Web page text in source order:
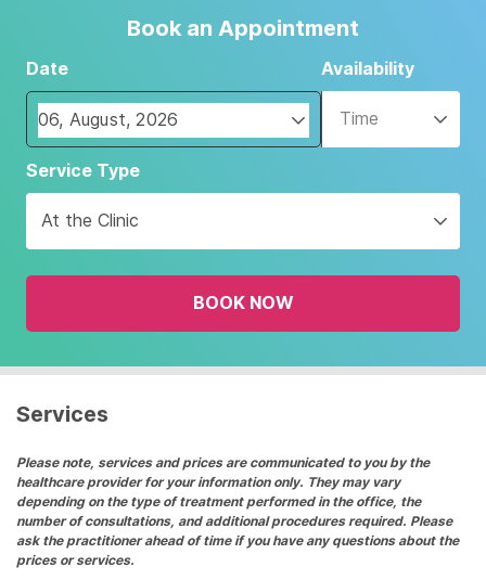
Book an Appointment
Date
Navigate
forward
interact
with
the
and
date.
the
question
mark
key
to
Availability
Time
Service Type
At the Clinic
BOOK NOW
Services
Please note, services and prices are communicated to you by the
healthcare provider for your information only. They may vary
depending on the type of treatment performed in the office, the
number of consultations, and additional procedures required. Please
ask the practitioner ahead of time if you have any questions about the
prices or services.